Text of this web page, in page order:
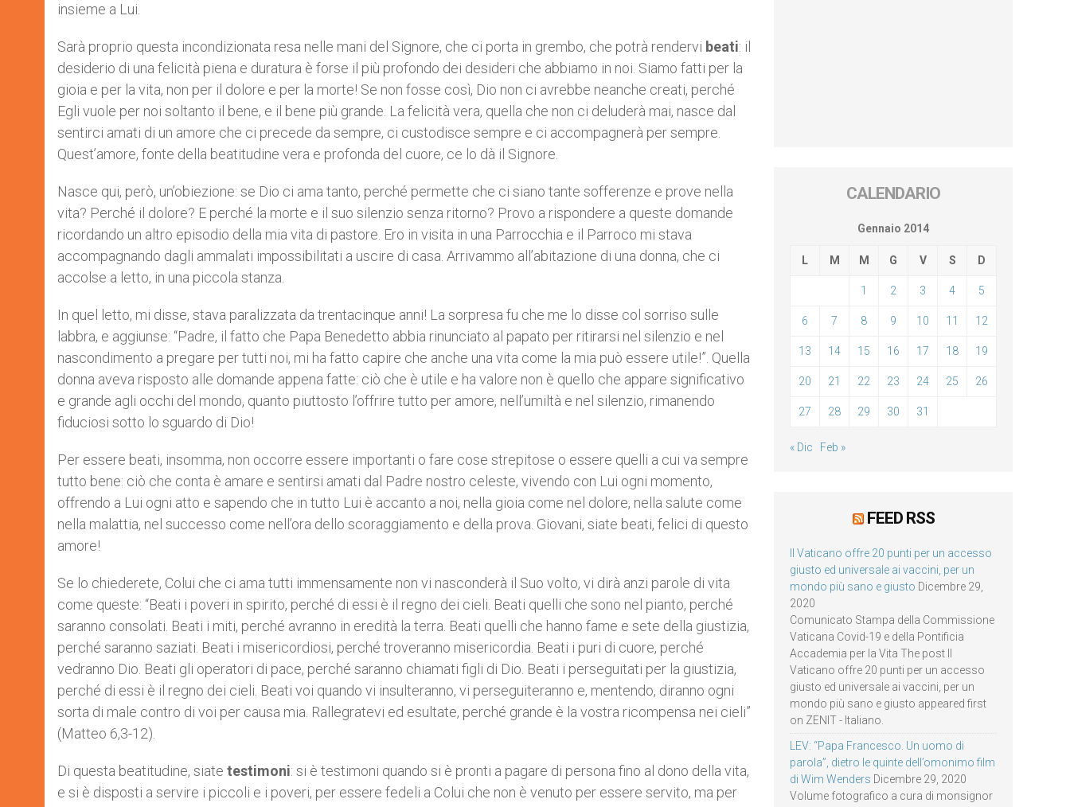
insieme a Lui.
Sarà proprio questa incondizionata resa nelle mani del Signore, che ci porta in grembo, che potrà rendervi beati: il
desiderio di una felicità piena e duratura è forse il più profondo dei desideri che abbiamo in noi. Siamo fatti per la
gioia e per la vita, non per il dolore e per la morte! Se non fosse così, Dio non ci avrebbe neanche creati, perché
Egli vuole per noi soltanto il bene, e il bene più grande. La felicità vera, quella che non ci deluderà mai, nasce dal
sentirci amati di un amore che ci precede da sempre, ci custodisce sempre e ci accompagnerà per sempre.
Quest’amore, fonte della beatitudine vera e profonda del cuore, ce lo dà il Signore.
Nasce qui, però, un’obiezione: se Dio ci ama tanto, perché permette che ci siano tante sofferenze e prove nella
vita? Perché il dolore? E perché la morte e il suo silenzio senza ritorno? Provo a rispondere a queste domande
ricordando un altro episodio della mia vita di pastore. Ero in visita in una Parrocchia e il Parroco mi stava
accompagnando dagli ammalati impossibilitati a uscire di casa. Arrivammo all’abitazione di una donna, che ci
accolse a letto, in una piccola stanza.
In quel letto, mi disse, stava paralizzata da trentacinque anni! La sorpresa fu che me lo disse col sorriso sulle
labbra, e aggiunse: “Padre, il fatto che Papa Benedetto abbia rinunciato al papato per ritirarsi nel silenzio e nel
nascondimento a pregare per tutti noi, mi ha fatto capire che anche una vita come la mia può essere utile!”. Quella
donna aveva risposto alle domande appena fatte: ciò che è utile e ha valore non è quello che appare significativo
e grande agli occhi del mondo, quanto piuttosto l’offrire tutto per amore, nell’umiltà e nel silenzio, rimanendo
fiduciosi sotto lo sguardo di Dio!
Per essere beati, insomma, non occorre essere importanti o fare cose strepitose o essere quelli a cui va sempre
tutto bene: ciò che conta è amare e sentirsi amati dal Padre nostro celeste, vivendo con Lui ogni momento,
offrendo a Lui ogni atto e sapendo che in tutto Lui è accanto a noi, nella gioia come nel dolore, nella salute come
nella malattia, nel successo come nell’ora dello scoraggiamento e della prova. Giovani, siate beati, felici di questo
amore!
Se lo chiederete, Colui che ci ama tutti immensamente non vi nasconderà il Suo volto, vi dirà anzi parole di vita
come queste: “Beati i poveri in spirito, perché di essi è il regno dei cieli. Beati quelli che sono nel pianto, perché
saranno consolati. Beati i miti, perché avranno in eredità la terra. Beati quelli che hanno fame e sete della giustizia,
perché saranno saziati. Beati i misericordiosi, perché troveranno misericordia. Beati i puri di cuore, perché
vedranno Dio. Beati gli operatori di pace, perché saranno chiamati figli di Dio. Beati i perseguitati per la giustizia,
perché di essi è il regno dei cieli. Beati voi quando vi insulteranno, vi perseguiteranno e, mentendo, diranno ogni
sorta di male contro di voi per causa mia. Rallegratevi ed esultate, perché grande è la vostra ricompensa nei cieli”
(Matteo 6,3-12).
Di questa beatitudine, siate testimoni: si è testimoni quando si è pronti a pagare di persona fino al dono della vita,
e si è disposti a servire i piccoli e i poveri, per essere fedeli a Colui che non è venuto per essere servito, ma per
CALENDARIO
Gennaio 2014
L M M G V S D
1 2 3 4 5
6 7 8 9 10 11 12
13 14 15 16 17 18 19
20 21 22 23 24 25 26
27 28 29 30 31
« Dic Feb »
FEED RSS
Il Vaticano offre 20 punti per un accesso
giusto ed universale ai vaccini, per un
mondo più sano e giusto Dicembre 29,
2020
Comunicato Stampa della Commissione
Vaticana Covid-19 e della Pontificia
Accademia per la Vita The post Il
Vaticano offre 20 punti per un accesso
giusto ed universale ai vaccini, per un
mondo più sano e giusto appeared first
on ZENIT - Italiano.
LEV: “Papa Francesco. Un uomo di
parola”, dietro le quinte dell’omonimo film
di Wim Wenders Dicembre 29, 2020
Volume fotografico a cura di monsignor